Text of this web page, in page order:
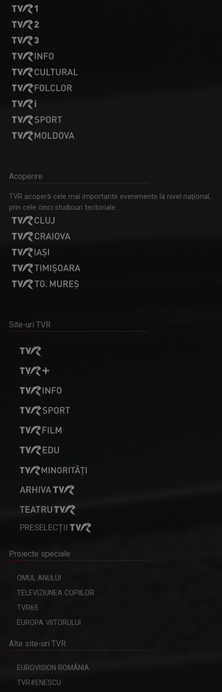
Acoperire
TVR acoperă cele mai importante evenimente la nivel naţional,
prin cele cinci studiouri teritoriale:
Site-uri TVR
PRESELECȚII
Proiecte speciale
OMUL ANULUI
TELEVIZIUNEA COPIILOR
TVR65
EUROPA VIITORULUI
Alte site-uri TVR
EUROVISION ROMÂNIA
TVR#ENESCU